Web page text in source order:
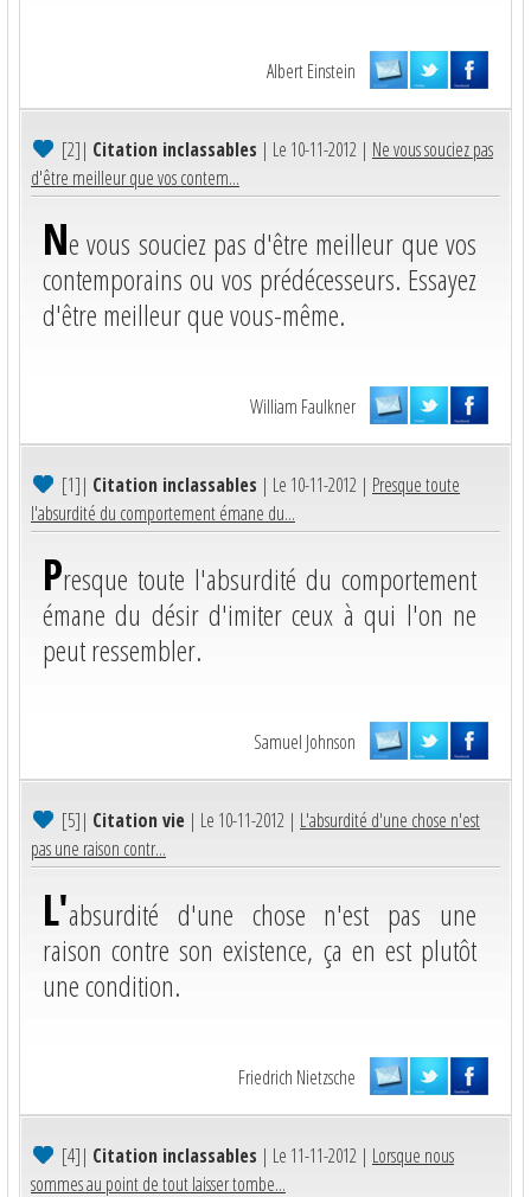
Albert Einstein
[2]| Citation inclassables | Le 10-11-2012 | Ne vous souciez pas
d'être meilleur que vos contem...
Ne vous souciez pas d'être meilleur que vos
contemporains ou vos prédécesseurs. Essayez
d'être meilleur que vous-même.
William Faulkner
[1]| Citation inclassables | Le 10-11-2012 | Presque toute
l'absurdité du comportement émane du...
Presque toute l'absurdité du comportement
émane du désir d'imiter ceux à qui l'on ne
peut ressembler.
Samuel Johnson
[5]| Citation vie | Le 10-11-2012 | L'absurdité d'une chose n'est
pas une raison contr...
L'absurdité d'une chose n'est pas une
raison contre son existence, ça en est plutôt
une condition.
Friedrich Nietzsche
[4]| Citation inclassables | Le 11-11-2012 | Lorsque nous
sommes au point de tout laisser tombe...